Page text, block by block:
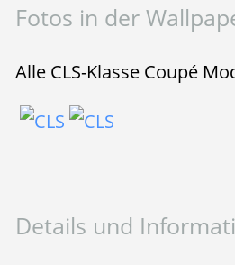
Fotos in der
Alle CLS-Klasse Coupé
Details und